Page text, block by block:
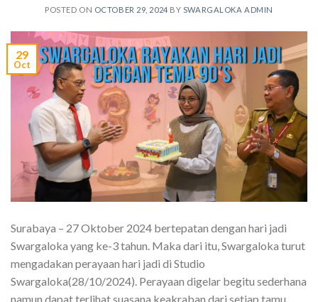
POSTED ON OCTOBER 29, 2024 BY SWARGALOKA ADMIN
29
Oct
Surabaya – 27 Oktober 2024 bertepatan dengan hari jadi
Swargaloka yang ke-3 tahun. Maka dari itu, Swargaloka turut
mengadakan perayaan hari jadi di Studio
Swargaloka(28/10/2024). Perayaan digelar begitu sederhana
namun dapat terlihat suasana keakraban dari setiap tamu